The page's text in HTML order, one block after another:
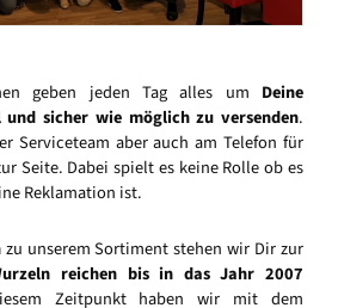
geben jeden Tag alles um Deine
und sicher wie möglich zu versenden.
Serviceteam aber auch am Telefon für
Seite. Dabei spielt es keine Rolle ob es
Reklamation ist.
zu unserem Sortiment stehen wir Dir zur
reichen bis in das Jahr 2007
Zeitpunkt haben wir mit dem